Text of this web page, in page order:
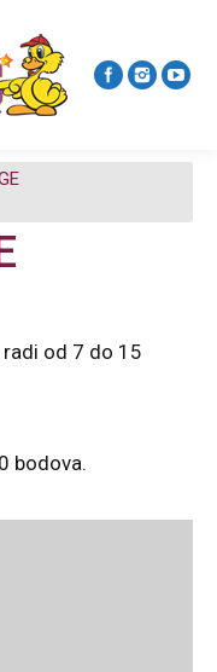
radi od 7 do 15
bodova.